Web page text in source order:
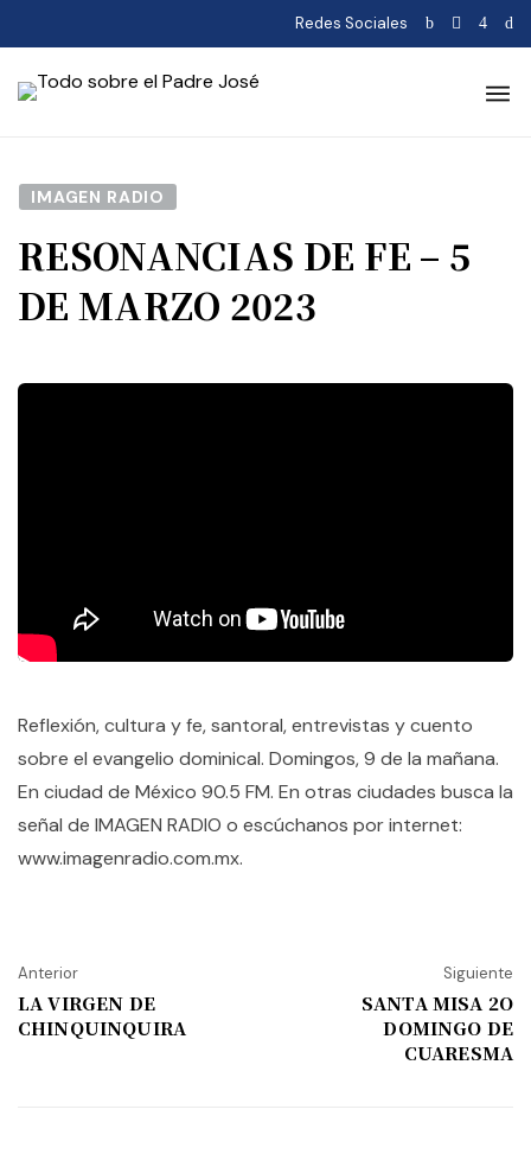
Redes Sociales
IMAGEN RADIO
RESONANCIAS DE FE – 5
DE MARZO 2023
Reflexión, cultura y fe, santoral, entrevistas y cuento
sobre el evangelio dominical. Domingos, 9 de la mañana.
En ciudad de México 90.5 FM. En otras ciudades busca la
señal de IMAGEN RADIO o escúchanos por internet:
www.imagenradio.com.mx.
Anterior
LA VIRGEN DE
CHINQUINQUIRA
Siguiente
SANTA MISA 2O
DOMINGO DE
CUARESMA